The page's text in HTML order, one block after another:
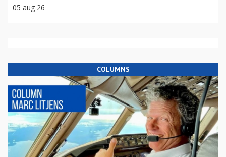
05 aug 26
COLUMNS